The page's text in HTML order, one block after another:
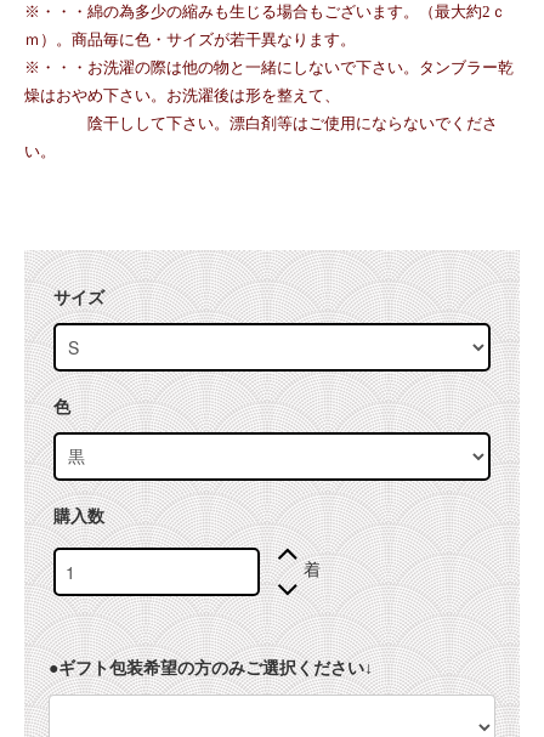
※・・・綿の為多少の縮みも生じる場合もございます。（最大約2ｃ
ｍ）。商品毎に色・サイズが若干異なります。
※・・・お洗濯の際は他の物と一緒にしないで下さい。タンブラー乾
燥はおやめ下さい。お洗濯後は形を整えて、
陰干しして下さい。漂白剤等はご使用にならないでくださ
い。
サイズ
色
購入数
着
●ギフト包装希望の方のみご選択ください↓